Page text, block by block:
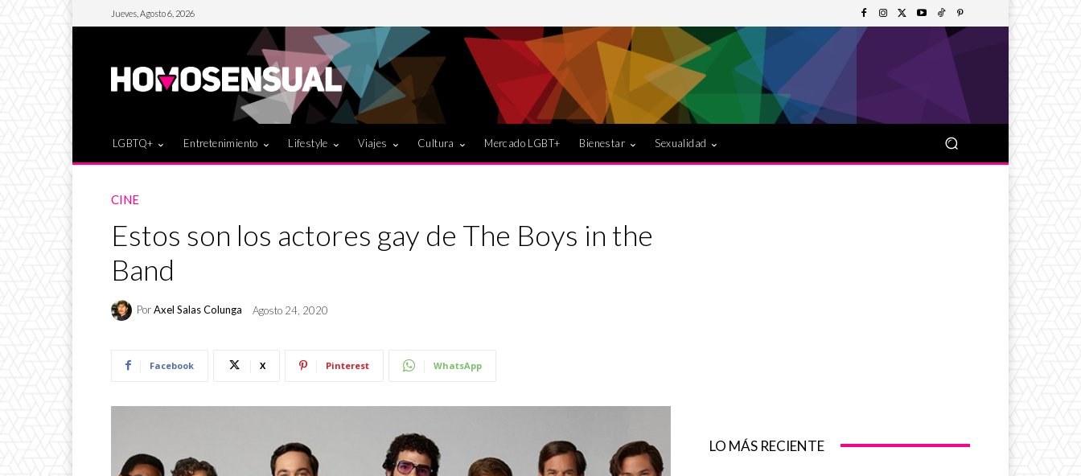
Jueves, Agosto 6, 2026
LGBTQ+ Entretenimiento Lifestyle Viajes Cultura Mercado LGBT+ Bienestar Sexualidad
CINE
Estos son los actores gay de The Boys in the
Band
PorAxel Salas Colunga Agosto 24, 2020
Facebook X Pinterest WhatsApp
LO MÁS RECIENTE